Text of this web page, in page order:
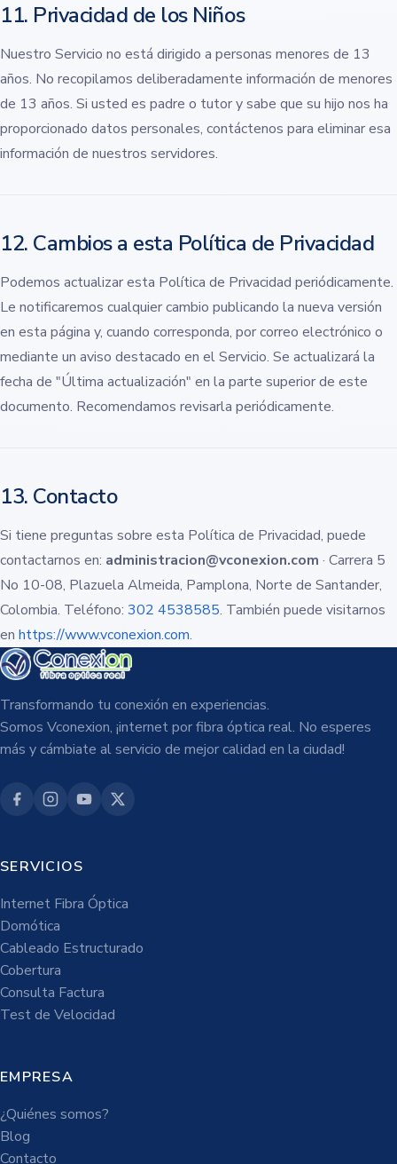
11. Privacidad de los Niños
Nuestro Servicio no está dirigido a personas menores de 13
años. No recopilamos deliberadamente información de menores
de 13 años. Si usted es padre o tutor y sabe que su hijo nos ha
proporcionado datos personales, contáctenos para eliminar esa
información de nuestros servidores.
12. Cambios a esta Política de Privacidad
Podemos actualizar esta Política de Privacidad periódicamente.
Le notificaremos cualquier cambio publicando la nueva versión
en esta página y, cuando corresponda, por correo electrónico o
mediante un aviso destacado en el Servicio. Se actualizará la
fecha de "Última actualización" en la parte superior de este
documento. Recomendamos revisarla periódicamente.
13. Contacto
Si tiene preguntas sobre esta Política de Privacidad, puede
contactarnos en: administracion@vconexion.com · Carrera 5
No 10-08, Plazuela Almeida, Pamplona, Norte de Santander,
Colombia. Teléfono: 302 4538585. También puede visitarnos
en https://www.vconexion.com.
Transformando tu conexión en experiencias.
Somos Vconexion, ¡internet por fibra óptica real. No esperes
más y cámbiate al servicio de mejor calidad en la ciudad!
SERVICIOS
Internet Fibra Óptica
Domótica
Cableado Estructurado
Cobertura
Consulta Factura
Test de Velocidad
EMPRESA
¿Quiénes somos?
Blog
Contacto